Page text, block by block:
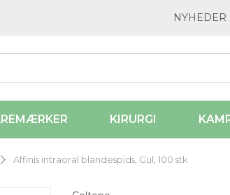
NYHEDER
KIRURGI
Affinis intraoral blandespids, Gul, 100 stk